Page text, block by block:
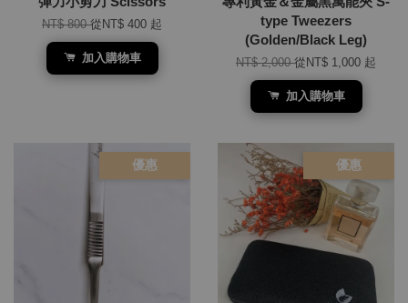
NT$ 800從NT$ 400 起
加入購物車
type Tweezers
(Golden/Black Leg)
NT$ 2,000從NT$ 1,000 起
加入購物車
優惠 優惠